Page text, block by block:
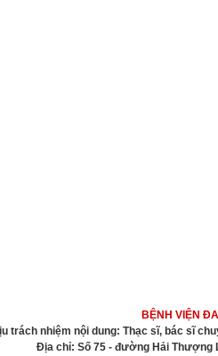
BỆNH VIỆN
trách nhiệm nội dung: Thạc sĩ, bác sĩ
Địa chỉ: Số 75 - đường Hải Thượng